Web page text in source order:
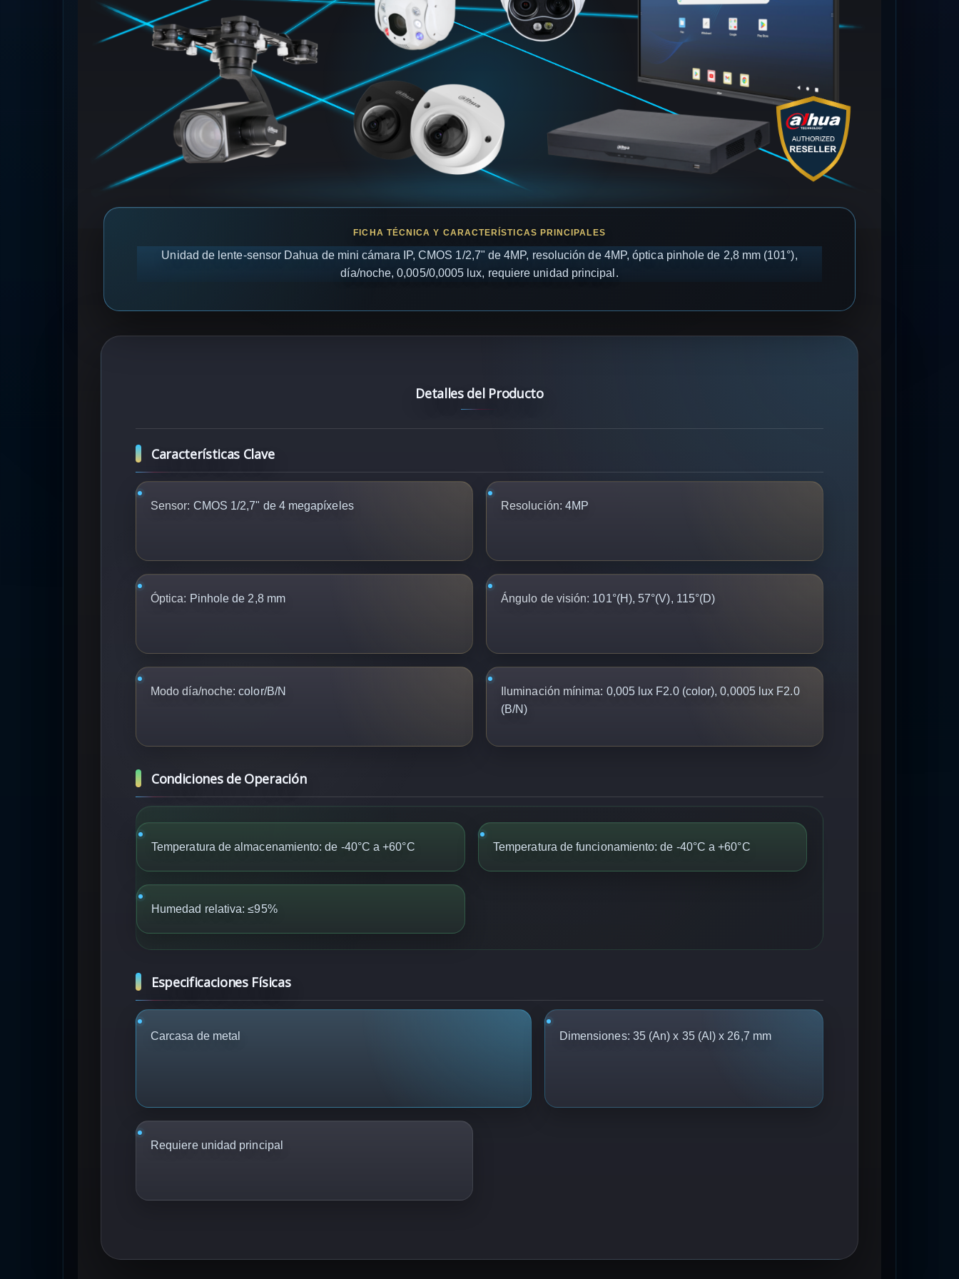
Unidad de lente-sensor Dahua de mini cámara IP, CMOS 1/2,7" de 4MP, resolución de 4MP, óptica pinhole de 2,8 mm (101°),
día/noche, 0,005/0,0005 lux, requiere unidad principal.
Detalles del Producto
Características Clave
Sensor: CMOS 1/2,7" de 4 megapíxeles Resolución: 4MP
Óptica: Pinhole de 2,8 mm Ángulo de visión: 101°(H), 57°(V), 115°(D)
Modo día/noche: color/B/N Iluminación mínima: 0,005 lux F2.0 (color), 0,0005 lux F2.0
(B/N)
Condiciones de Operación
Temperatura de almacenamiento: de -40°C a +60°C Temperatura de funcionamiento: de -40°C a +60°C
Humedad relativa: ≤95%
Especificaciones Físicas
Carcasa de metal Dimensiones: 35 (An) x 35 (Al) x 26,7 mm
Requiere unidad principal